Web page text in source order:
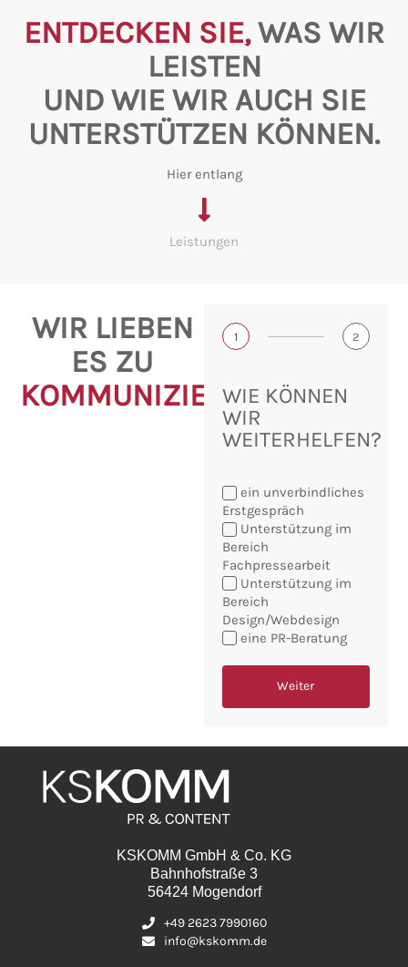
ENTDECKEN SIE,WAS WIR
LEISTEN
UND WIE WIR AUCH SIE
UNTERSTÜTZEN KÖNNEN.
Hier entlang
Leistungen
WIR LIEBEN
ES ZU
KOMMUNIZIEREN!
1 2
WIE KÖNNEN
WIR
WEITERHELFEN?
Sie
möchten:
ein unverbindliches
Erstgespräch
Unterstützung im
Bereich
Fachpressearbeit
Unterstützung im
Bereich
Design/Webdesign
eine PR-Beratung
Weiter
KSKOMM GmbH & Co. KG
Bahnhofstraße 3
56424 Mogendorf
+49 2623 7990160
info@kskomm.de